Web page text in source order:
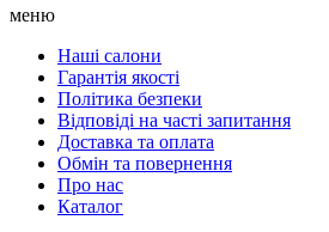
меню
Наші салони
Гарантія якості
Політика безпеки
Відповіді на часті запитання
Доставка та оплата
Обмін та повернення
Про нас
Каталог